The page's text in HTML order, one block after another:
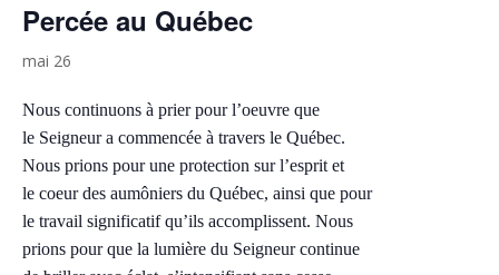
Percée au Québec
mai 26
Nous continuons à prier pour l’oeuvre que
le Seigneur a commencée à travers le Québec.
Nous prions pour une protection sur l’esprit et
le coeur des aumôniers du Québec, ainsi que pour
le travail significatif qu’ils accomplissent. Nous
prions pour que la lumière du Seigneur continue